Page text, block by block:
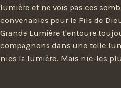
lumière et ne vois pas ces
convenables pour le Fils de
Grande Lumière t'entoure
compagnons dans une telle
nies la lumière. Mais nie-les